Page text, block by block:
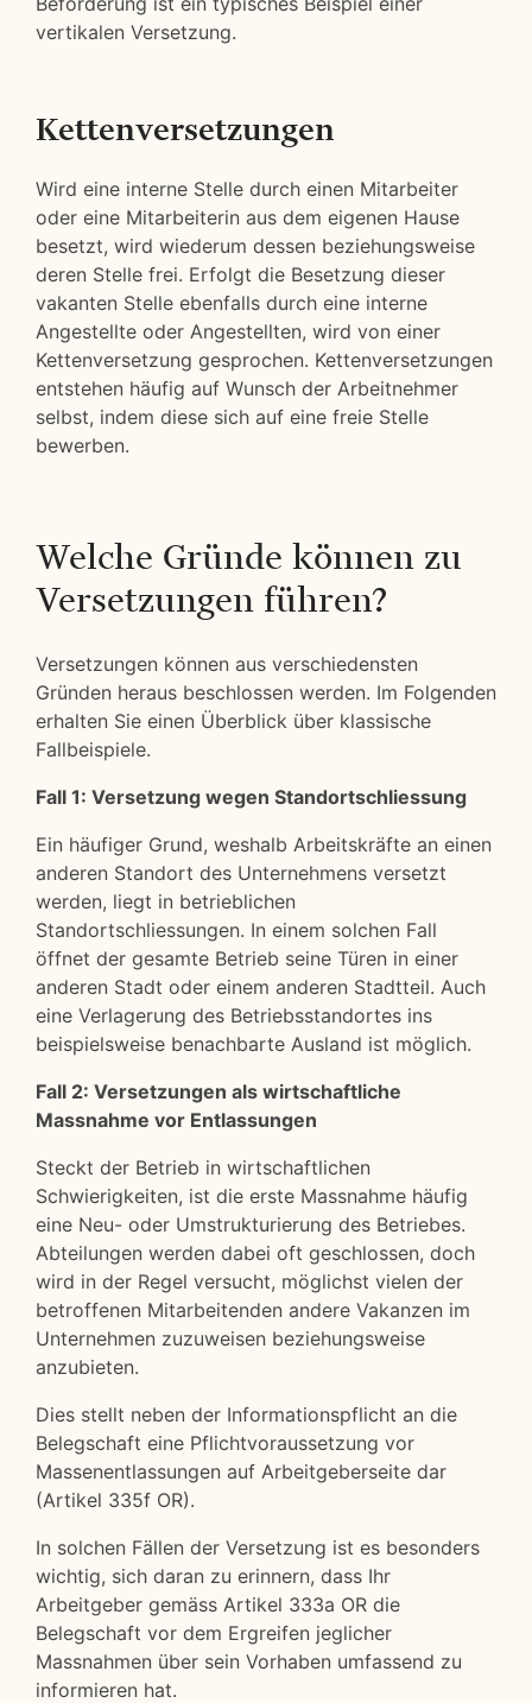
vertikalen Versetzung.
Kettenversetzungen
Wird eine interne Stelle durch einen Mitarbeiter
oder eine Mitarbeiterin aus dem eigenen Hause
besetzt, wird wiederum dessen beziehungsweise
deren Stelle frei. Erfolgt die Besetzung dieser
vakanten Stelle ebenfalls durch eine interne
Angestellte oder Angestellten, wird von einer
Kettenversetzung gesprochen. Kettenversetzungen
entstehen häufig auf Wunsch der Arbeitnehmer
selbst, indem diese sich auf eine freie Stelle
bewerben.
Welche Gründe können zu
Versetzungen führen?
Versetzungen können aus verschiedensten
Gründen heraus beschlossen werden. Im Folgenden
erhalten Sie einen Überblick über klassische
Fallbeispiele.
Fall 1: Versetzung wegen Standortschliessung
Ein häufiger Grund, weshalb Arbeitskräfte an einen
anderen Standort des Unternehmens versetzt
werden, liegt in betrieblichen
Standortschliessungen. In einem solchen Fall
öffnet der gesamte Betrieb seine Türen in einer
anderen Stadt oder einem anderen Stadtteil. Auch
eine Verlagerung des Betriebsstandortes ins
beispielsweise benachbarte Ausland ist möglich.
Fall 2: Versetzungen als wirtschaftliche
Massnahme vor Entlassungen
Steckt der Betrieb in wirtschaftlichen
Schwierigkeiten, ist die erste Massnahme häufig
eine Neu- oder Umstrukturierung des Betriebes.
Abteilungen werden dabei oft geschlossen, doch
wird in der Regel versucht, möglichst vielen der
betroffenen Mitarbeitenden andere Vakanzen im
Unternehmen zuzuweisen beziehungsweise
anzubieten.
Dies stellt neben der Informationspflicht an die
Belegschaft eine Pflichtvoraussetzung vor
Massenentlassungen auf Arbeitgeberseite dar
(Artikel 335f OR).
In solchen Fällen der Versetzung ist es besonders
wichtig, sich daran zu erinnern, dass Ihr
Arbeitgeber gemäss Artikel 333a OR die
Belegschaft vor dem Ergreifen jeglicher
Massnahmen über sein Vorhaben umfassend zu
informieren hat.